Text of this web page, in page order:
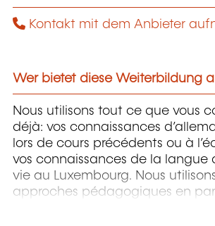
Kontakt mit dem Anbieter
Wer bietet diese Weiterbildung
Nous utilisons tout ce que vous
déjà: vos connaissances
lors de cours précédents ou à
vos connaissances de la langue
vie au Luxembourg. Nous
approches pédagogiques en